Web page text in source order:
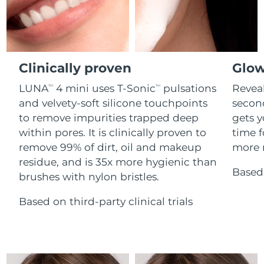
Clinically proven
LUNATM 4 mini uses T-SonicTM
pulsations
and velvety-soft silicone touchpoints
to remove impurities trapped deep
within pores. It is clinically proven to
remove 99% of dirt, oil and makeup
residue, and is 35x more hygienic than
brushes with nylon bristles.
Based on third-party clinical trials
gets
time
more
For healthy hair
18% PAP
Cosmétiques Hommes
Acheter tout
FOREO APP
À PROPROS
Israël Livraison estimée 2026/08/15
Italie Livraison estimée 2026/08/11
Japon 2026/08/14
Jersey Livraison estimée
Kazakhstan Livraison estimée 2026/08/13
Koweït Livraison estimée 2026/08/11
Lettonie Livraison estimée
Liban Livraison estimée